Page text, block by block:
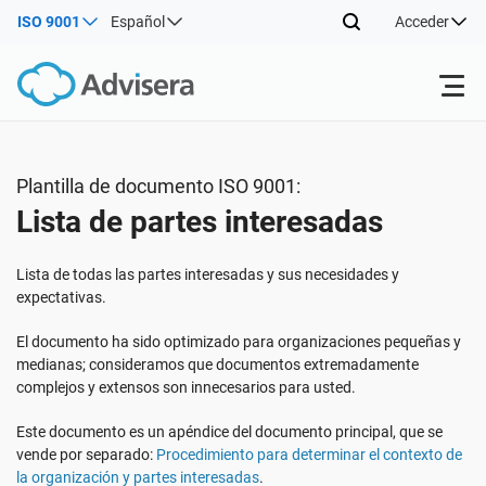
ISO 9001 Español Acceder
ISO 27001
NIS2
DORA
ISO 42001
Recursos gratuitos
Por tipo
Por dónde empezar
Otros
Sectores
Consultores
Empresas de TI y SaaS
Acerca de nosotros
Contáctenos
Plantilla de documento ISO 9001:
Lista de partes interesadas
Lista de todas las partes interesadas y sus necesidades y
expectativas.
El documento ha sido optimizado para organizaciones pequeñas y
medianas; consideramos que documentos extremadamente
complejos y extensos son innecesarios para usted.
Este documento es un apéndice del documento principal, que se
vende por separado: Procedimiento para determinar el contexto de
la organización y partes interesadas.